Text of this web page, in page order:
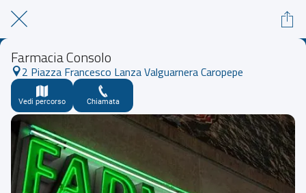
Farmacia Consolo
2 Piazza Francesco Lanza Valguarnera Caropepe
Vedi percorso Chiamata